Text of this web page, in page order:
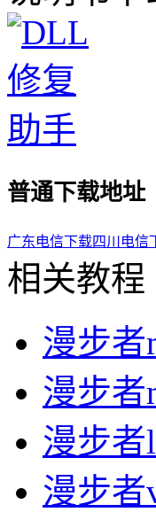
普通下载地址
广东电信下载四川电信
相关教程
漫步者
漫步者
漫步
漫步